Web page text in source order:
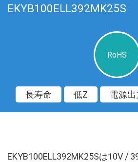
EKYB100ELL392MK25S
RoHS
長寿命 低Z 電源
EKYB100ELL392MK25Sは10V /